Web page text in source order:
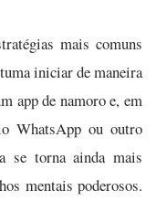
mais comuns
iniciar de maneira
app de namoro e, em
WhatsApp ou outro
se torna ainda mais
mentais poderosos.